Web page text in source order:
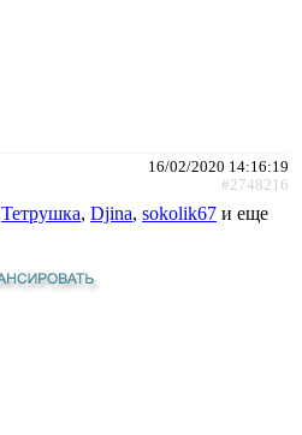
16/02/2020 14:16:19
#2748216
Тетрушка, Djina, sokolik67 и еще